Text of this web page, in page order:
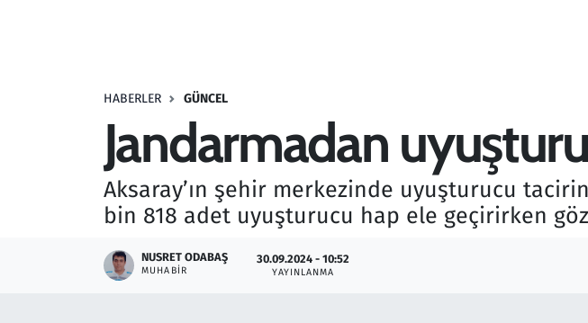
HABERLER GÜNCEL
Jandarmadan
Aksaray’ın şehir merkezinde uyuşturucu
bin 818 adet uyuşturucu hap ele geçirirken
NUSRET ODABAŞ
MUHABIR
30.09.2024 - 10:52
YAYINLANMA
Savunma Sanayi
Seçim 2023